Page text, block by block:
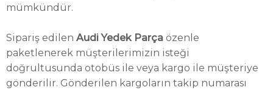
mümkündür.
Sipariş edilen Audi Yedek Parça özenle
paketlenerek müşterilerimizin isteği
doğrultusunda otobüs ile veya kargo ile müşteriye
gönderilir. Gönderilen kargoların takip numarası